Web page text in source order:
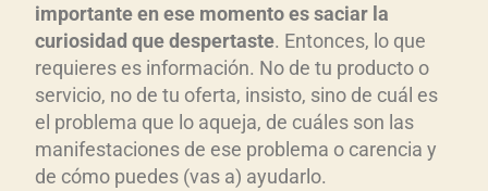
importante en ese momento es saciar la
curiosidad que despertaste. Entonces, lo que
requieres es información. No de tu producto o
servicio, no de tu oferta, insisto, sino de cuál es
el problema que lo aqueja, de cuáles son las
manifestaciones de ese problema o carencia y
de cómo puedes (vas a) ayudarlo.